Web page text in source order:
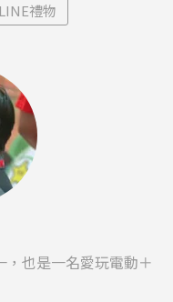
LINE禮物
也是一名愛玩電動＋